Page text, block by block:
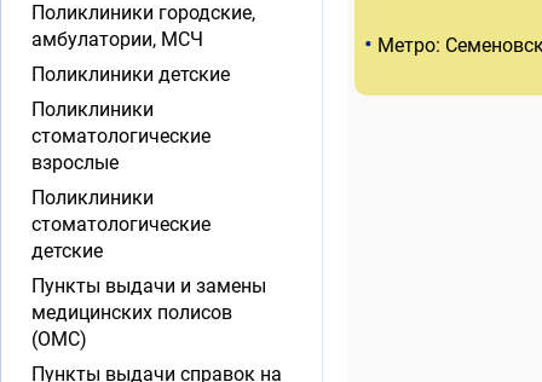
• Метро:
Поликлиники городские,
амбулатории, МСЧ
Поликлиники детские
Поликлиники
стоматологические
взрослые
Поликлиники
стоматологические
детские
Пункты выдачи и замены
медицинских полисов
(ОМС)
Пункты выдачи справок на